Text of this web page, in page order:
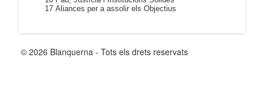
17 Aliances per a assolir els Objectius
© 2026 Blanquerna - Tots els drets reservats